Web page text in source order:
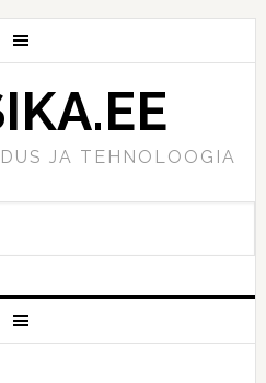
JA TEHNOLOOGIA